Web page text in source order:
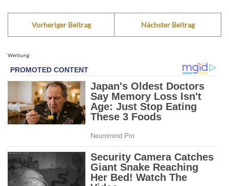
Vorheriger Beitrag Nächster Beitrag
Werbung